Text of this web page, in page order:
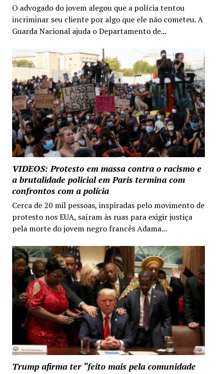
O advogado do jovem alegou que a polícia tentou
incriminar seu cliente por algo que ele não cometeu. A
Guarda Nacional ajuda o Departamento de...
VIDEOS: Protesto em massa contra o racismo e
a brutalidade policial em Paris termina com
confrontos com a polícia
Cerca de 20 mil pessoas, inspiradas pelo movimento de
protesto nos EUA, saíram às ruas para exigir justiça
pela morte do jovem negro francês Adama...
Trump afirma ter “feito mais pela comunidade